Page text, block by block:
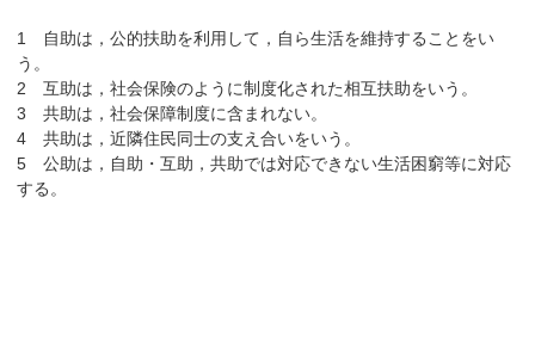
1 自助は，公的扶助を利用して，自ら生活を維持することをい
う。
2 互助は，社会保険のように制度化された相互扶助をいう。
3 共助は，社会保障制度に含まれない。
4 共助は，近隣住民同士の支え合いをいう。
5 公助は，自助・互助，共助では対応できない生活困窮等に対応
する。